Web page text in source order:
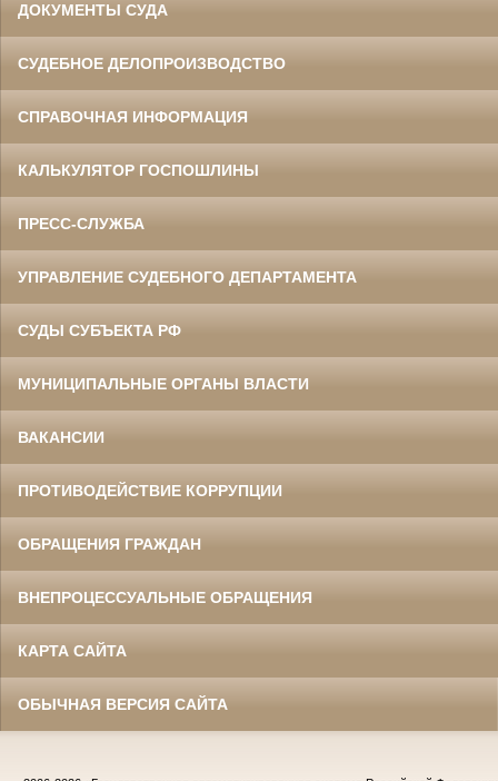
ДОКУМЕНТЫ СУДА
СУДЕБНОЕ ДЕЛОПРОИЗВОДСТВО
СПРАВОЧНАЯ ИНФОРМАЦИЯ
КАЛЬКУЛЯТОР ГОСПОШЛИНЫ
ПРЕСС-СЛУЖБА
УПРАВЛЕНИЕ СУДЕБНОГО ДЕПАРТАМЕНТА
СУДЫ СУБЪЕКТА РФ
МУНИЦИПАЛЬНЫЕ ОРГАНЫ ВЛАСТИ
ВАКАНСИИ
ПРОТИВОДЕЙСТВИЕ КОРРУПЦИИ
ОБРАЩЕНИЯ ГРАЖДАН
ВНЕПРОЦЕССУАЛЬНЫЕ ОБРАЩЕНИЯ
КАРТА САЙТА
ОБЫЧНАЯ ВЕРСИЯ САЙТА